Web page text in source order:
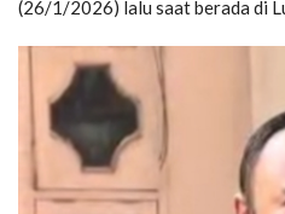
(26/1/2026) lalu saat berada di